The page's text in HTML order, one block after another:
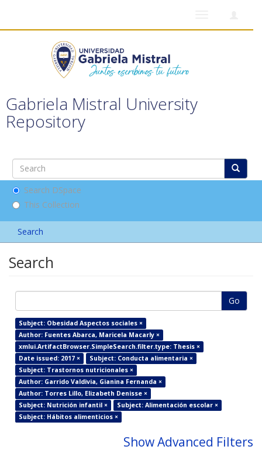
Gabriela Mistral University
Repository
Search DSpace
This Collection
Search
Search
Go
Subject: Obesidad Aspectos sociales ×
Author: Fuentes Abarca, Maricela Macarly ×
xmlui.ArtifactBrowser.SimpleSearch.filter.type: Thesis ×
Date issued: 2017 ×
Subject: Conducta alimentaria ×
Subject: Trastornos nutricionales ×
Author: Garrido Valdivia, Gianina Fernanda ×
Author: Torres Lillo, Elizabeth Denisse ×
Subject: Nutrición infantil ×
Subject: Alimentación escolar ×
Subject: Hábitos alimenticios ×
Show Advanced Filters